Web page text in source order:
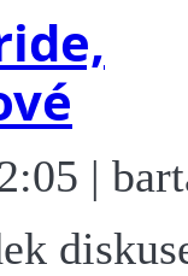
|